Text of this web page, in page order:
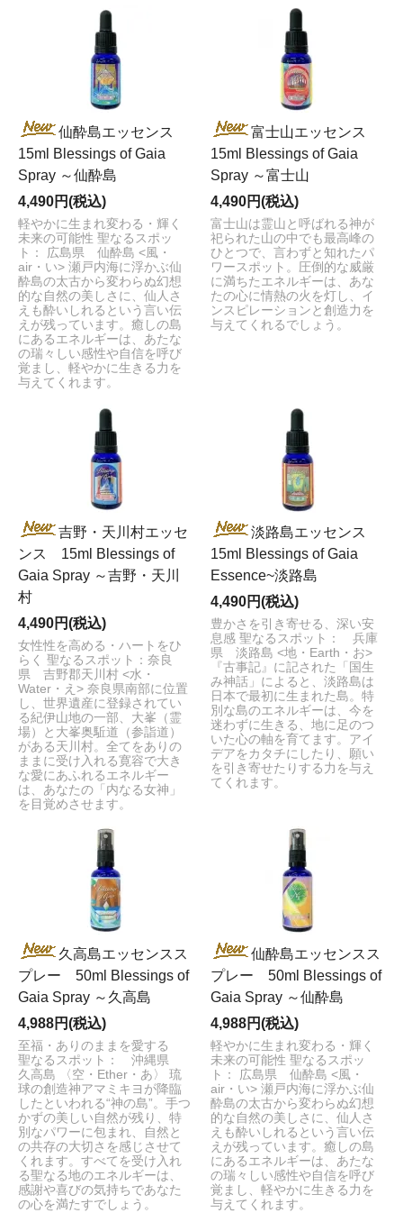
仙酔島エッセンス
15ml Blessings of Gaia
Spray ～仙酔島
4,490円(税込)
軽やかに生まれ変わる・輝く
未来の可能性 聖なるスポッ
ト： 広島県 仙酔島 <風・
air・い> 瀬戸内海に浮かぶ仙
酔島の太古から変わらぬ幻想
的な自然の美しさに、仙人さ
えも酔いしれるという言い伝
えが残っています。癒しの島
にあるエネルギーは、あたな
の瑞々しい感性や自信を呼び
覚まし、軽やかに生きる力を
与えてくれます。
富士山エッセンス
15ml Blessings of Gaia
Spray ～富士山
4,490円(税込)
富士山は霊山と呼ばれる神が
祀られた山の中でも最高峰の
ひとつで、言わずと知れたパ
ワースポット。圧倒的な威厳
に満ちたエネルギーは、あな
たの心に情熱の火を灯し、イ
ンスピレーションと創造力を
与えてくれるでしょう。
吉野・天川村エッセ
ンス 15ml Blessings of
Gaia Spray ～吉野・天川
村
4,490円(税込)
女性性を高める・ハートをひ
らく 聖なるスポット：奈良
県 吉野郡天川村 <水・
Water・え> 奈良県南部に位置
し、世界遺産に登録されてい
る紀伊山地の一部、大峯（霊
場）と大峯奥駈道（参詣道）
がある天川村。全てをありの
ままに受け入れる寛容で大き
な愛にあふれるエネルギー
は、あなたの「内なる女神」
を目覚めさせます。
淡路島エッセンス
15ml Blessings of Gaia
Essence~淡路島
4,490円(税込)
豊かさを引き寄せる、深い安
息感 聖なるスポット： 兵庫
県 淡路島 <地・Earth・お>
『古事記』に記された「国生
み神話」によると、淡路島は
日本で最初に生まれた島。特
別な島のエネルギーは、今を
迷わずに生きる、地に足のつ
いた心の軸を育てます。アイ
デアをカタチにしたり、願い
を引き寄せたりする力を与え
てくれます。
久高島エッセンスス
プレー 50ml Blessings of
Gaia Spray ～久高島
4,988円(税込)
至福・ありのままを愛する
聖なるスポット： 沖縄県
久高島 〈空・Ether・あ〉 琉
球の創造神アマミキヨが降臨
したといわれる“神の島”。手つ
かずの美しい自然が残り、特
別なパワーに包まれ、自然と
の共存の大切さを感じさせて
くれます。すべてを受け入れ
る聖なる地のエネルギーは、
感謝や喜びの気持ちであなた
の心を満たすでしょう。
仙酔島エッセンスス
プレー 50ml Blessings of
Gaia Spray ～仙酔島
4,988円(税込)
軽やかに生まれ変わる・輝く
未来の可能性 聖なるスポッ
ト： 広島県 仙酔島 <風・
air・い> 瀬戸内海に浮かぶ仙
酔島の太古から変わらぬ幻想
的な自然の美しさに、仙人さ
えも酔いしれるという言い伝
えが残っています。癒しの島
にあるエネルギーは、あたな
の瑞々しい感性や自信を呼び
覚まし、軽やかに生きる力を
与えてくれます。